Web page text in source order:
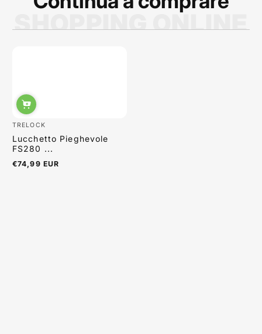
SHOPPING ONLINE
TRELOCK
Lucchetto Pieghevole
FS280 ...
Prezzo
€74,99 EUR